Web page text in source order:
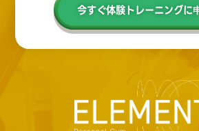
今すぐ体験トレーニングに